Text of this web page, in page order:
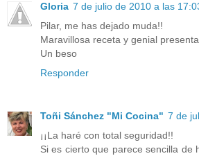
Gloria 7 de julio de 2010 a las
Pilar, me has dejado muda!!
Maravillosa receta y genial
Un beso
Responder
Toñi Sánchez "Mi Cocina" 7 de
¡¡La haré con total seguridad!!
Si es cierto que parece sencilla de